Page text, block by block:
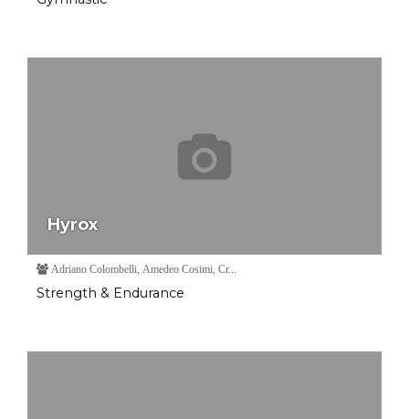
Hyrox
Adriano Colombelli, Amedeo Cosimi, Cr...
Strength & Endurance